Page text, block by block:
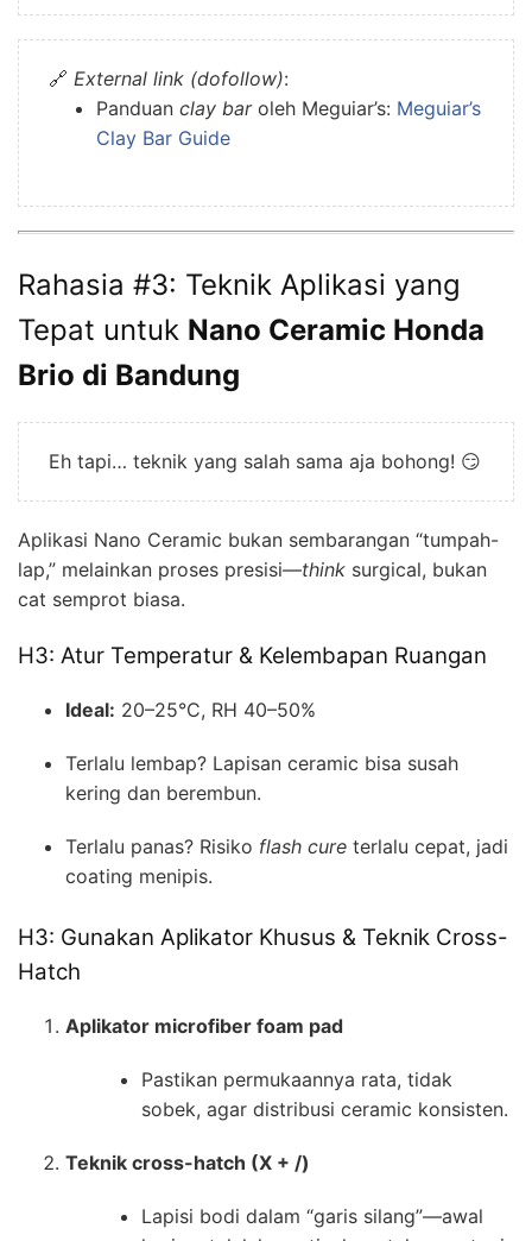
🔗 External link (dofollow):
Panduan clay baroleh Meguiar’s: Meguiar’s
Clay Bar Guide
Rahasia #3: Teknik Aplikasi yang
Tepat untuk Nano Ceramic Honda
Brio di Bandung
Eh tapi… teknik yang salah sama aja bohong! 😏
Aplikasi Nano Ceramic bukan sembarangan “tumpah-
lap,” melainkan proses presisi—think surgical, bukan
cat semprot biasa.
H3: Atur Temperatur & Kelembapan Ruangan
Ideal: 20–25°C, RH 40–50%
Terlalu lembap? Lapisan ceramic bisa susah
kering dan berembun.
Terlalu panas? Risiko flash cure terlalu cepat, jadi
coating menipis.
H3: Gunakan Aplikator Khusus & Teknik Cross-
Hatch
Aplikator microfiber foam pad
Pastikan permukaannya rata, tidak
sobek, agar distribusi ceramic konsisten.
Teknik cross-hatch (X + /)
Lapisi bodi dalam “garis silang”—awal